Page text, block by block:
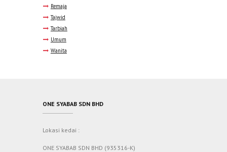
Remaja
Tajwid
Tarbiah
Umum
Wanita
ONE SYABAB SDN BHD
Lokasi kedai :
ONE SYABAB SDN BHD (935316-K)